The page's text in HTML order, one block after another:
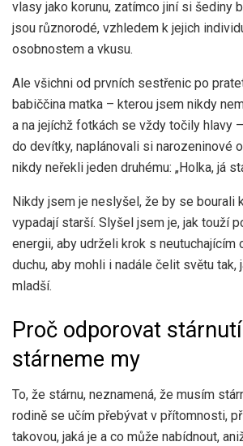
vlasy jako korunu, zatímco jiní si šediny
jsou různorodé, vzhledem k jejich
osobnostem a vkusu.
Ale všichni od prvních sestřenic po
babiččina matka – kterou jsem nikdy
a na jejíchž fotkách se vždy točily hlavy
do devítky, naplánovali si narozeninové
nikdy neřekli jeden druhému: „Holka, já
Nikdy jsem je neslyšel, že by se bourali
vypadají starší. Slyšel jsem je, jak touží
energii, aby udrželi krok s neutuchajícím
duchu, aby mohli i nadále čelit světu tak,
mladší.
Proč odporovat
stárneme my
To, že stárnu, neznamená, že musím
rodině se učím přebývat v přítomnosti,
takovou, jaká je a co může nabídnout,